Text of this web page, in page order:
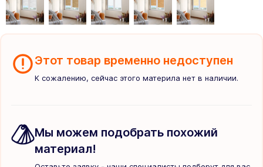
Этот товар временно недоступен
К сожалению, сейчас этого материла нет в наличии.
Мы можем подобрать похожий
материал!